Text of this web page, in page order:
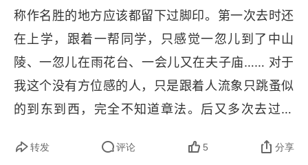
04 无情最是台城柳
05 哀江南赋
第四章 吴姬压酒劝客尝
01 陈叔宝全无心肝
02 石头城蒋州府
称作名胜的地方应该都留下过脚印。第一次去时还
在上学，跟着一帮同学，只感觉一忽儿到了中山
陵、一忽儿在雨花台、一会儿又在夫子庙…… 对于
我这个没有方位感的人，只是跟着人流象只跳蚤似
的到东到西，完全不知道章法。后又多次去过南
离散的各处南京遗存有机地联系起来了，变得有感
转发 评论 5 分享